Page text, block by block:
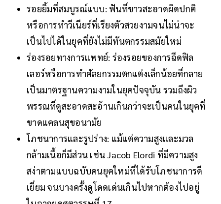
รอยยิ้มที่สมบูรณ์แบบ: ฟันที่ขาวสะอาดผิดปกติ
หรือการทำวีเนียร์ที่เรียงตัวสวยงามจนไม่น่าจะ
เป็นไปได้ในยุคที่ยังไม่มีทันตกรรมสมัยใหม่
ร่องรอยทางการแพทย์: ร่องรอยของการฉีดฟิล
เลอร์หรือการทำศัลยกรรมตกแต่งเล็กน้อยที่กลาย
เป็นมาตรฐานความงามในยุคปัจจุบัน รวมถึงผิว
พรรณที่ดูสะอาดสะอ้านเกินกว่าจะเป็นคนในยุคที่
ขาดแคลนสุขอนามัย
โภชนาการและรูปร่าง: แม้แต่ความสูงและมวล
กล้ามเนื้อก็มีส่วน เช่น Jacob Elordi ที่มีความสูง
สง่าตามแบบฉบับคนยุคใหม่ที่ได้รับโภชนาการดี
เยี่ยม จนบางครั้งดูโดดเด่นเกินไปหากต้องไปอยู่